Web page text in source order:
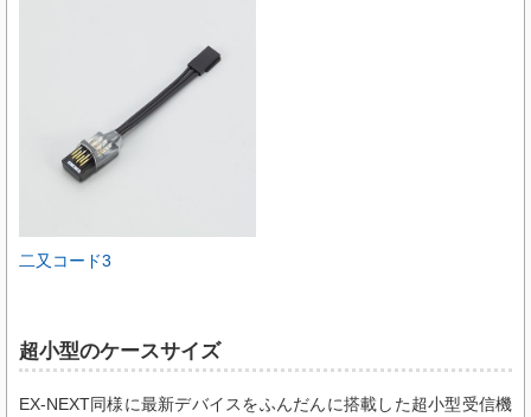
二又コード3
超小型のケースサイズ
EX-NEXT同様に最新デバイスをふんだんに搭載した超小型受信機